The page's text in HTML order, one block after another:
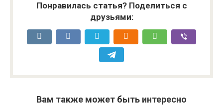
Понравилась статья? Поделиться с
друзьями:
Вам также может быть интересно